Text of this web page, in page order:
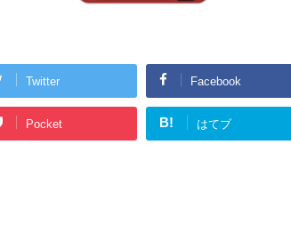
Twitter Facebook
Pocket B! はてブ